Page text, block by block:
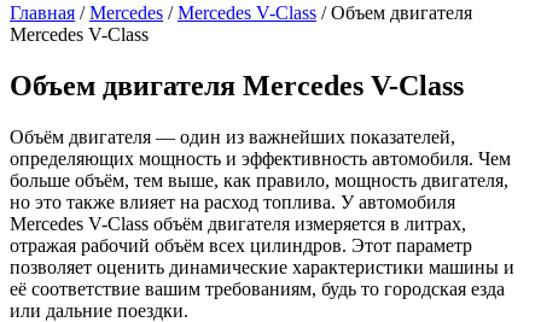
Главная /Mercedes /Mercedes V-Class / Объем двигателя
Mercedes V-Class
Объем двигателя Mercedes V-Class
Объём двигателя — один из важнейших показателей,
определяющих мощность и эффективность автомобиля. Чем
больше объём, тем выше, как правило, мощность двигателя,
но это также влияет на расход топлива. У автомобиля
Mercedes V-Class объём двигателя измеряется в литрах,
отражая рабочий объём всех цилиндров. Этот параметр
позволяет оценить динамические характеристики машины и
её соответствие вашим требованиям, будь то городская езда
или дальние поездки.